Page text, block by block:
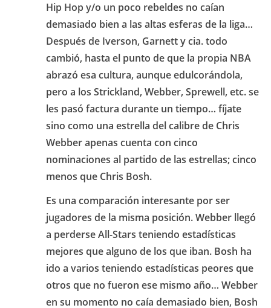
Hip Hop y/o un poco rebeldes no caían
demasiado bien a las altas esferas de la liga…
Después de Iverson, Garnett y cia. todo
cambió, hasta el punto de que la propia NBA
abrazó esa cultura, aunque edulcorándola,
pero a los Strickland, Webber, Sprewell, etc. se
les pasó factura durante un tiempo… fíjate
sino como una estrella del calibre de Chris
Webber apenas cuenta con cinco
nominaciones al partido de las estrellas; cinco
menos que Chris Bosh.
Es una comparación interesante por ser
jugadores de la misma posición. Webber llegó
a perderse All-Stars teniendo estadísticas
mejores que alguno de los que iban. Bosh ha
ido a varios teniendo estadísticas peores que
otros que no fueron ese mismo año… Webber
en su momento no caía demasiado bien, Bosh